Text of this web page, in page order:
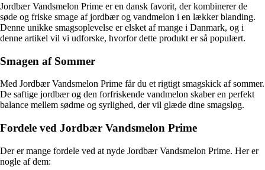
Jordbær Vandsmelon Prime er en dansk favorit, der kombinerer de
søde og friske smage af jordbær og vandmelon i en lækker blanding.
Denne unikke smagsoplevelse er elsket af mange i Danmark, og i
denne artikel vil vi udforske, hvorfor dette produkt er så populært.
Smagen af Sommer
Med Jordbær Vandsmelon Prime får du et rigtigt smagskick af sommer.
De saftige jordbær og den forfriskende vandmelon skaber en perfekt
balance mellem sødme og syrlighed, der vil glæde dine smagsløg.
Fordele ved Jordbær Vandsmelon Prime
Der er mange fordele ved at nyde Jordbær Vandsmelon Prime. Her er
nogle af dem: